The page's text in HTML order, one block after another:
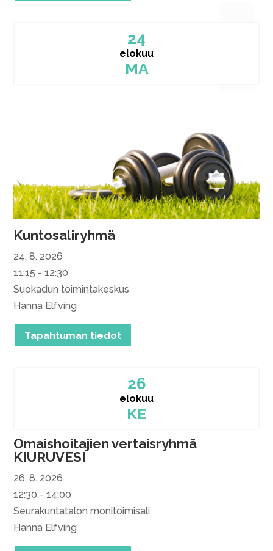
24
elokuu
MA
Kuntosaliryhmä
24. 8. 2026
11:15 - 12:30
Suokadun toimintakeskus
Hanna Elfving
Tapahtuman tiedot
26
elokuu
KE
Omaishoitajien vertaisryhmä
KIURUVESI
26. 8. 2026
12:30 - 14:00
Seurakuntatalon monitoimisali
Hanna Elfving